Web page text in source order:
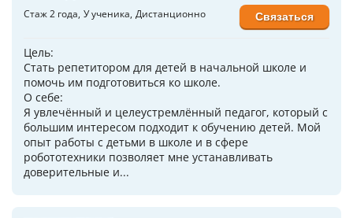
Стаж 2 года У ученика Дистанционно
Цель:
Стать репетитором для детей в начальной школе и
помочь им подготовиться ко школе.
О себе:
Я увлечённый и целеустремлённый педагог, который с
большим интересом подходит к обучению детей. Мой
опыт работы с детьми в школе и в сфере
робототехники позволяет мне устанавливать
доверительные и...
Связаться